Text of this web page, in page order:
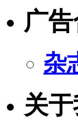
广
杂
关